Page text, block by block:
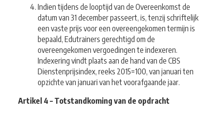
Indien tijdens de looptijd van de Overeenkomst de
datum van 31 december passeert, is, tenzij schriftelijk
een vaste prijs voor een overeengekomen termijn is
bepaald, Edutrainers gerechtigd om de
overeengekomen vergoedingen te indexeren.
Indexering vindt plaats aan de hand van de CBS
Dienstenprijsindex, reeks 2015=100, van januari ten
opzichte van januari van het voorafgaande jaar.
Artikel 4 – Totstandkoming van de opdracht